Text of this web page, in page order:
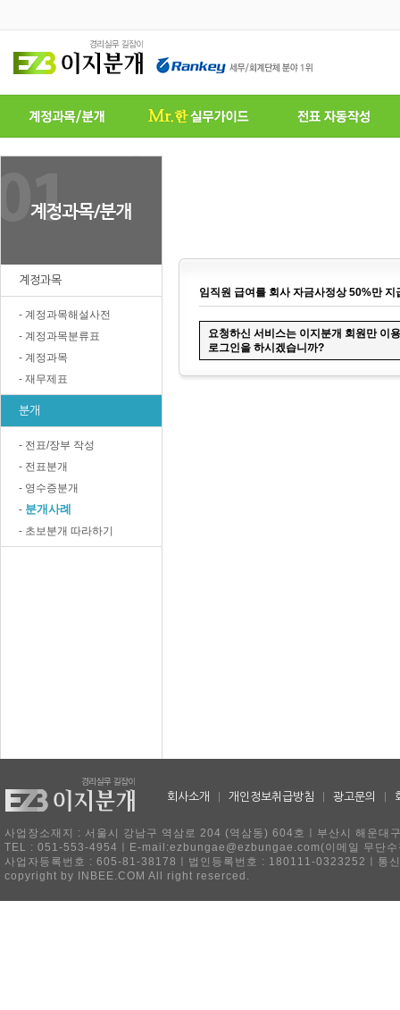
계정과목
- 계정과목해설사전
- 계정과목분류표
- 계정과목
- 재무제표
분개
- 전표/장부 작성
- 전표분개
- 영수증분개
- 분개사례
- 초보분개 따라하기
임직원 급여를 회사 자금사정상 50%만
요청하신 서비스는 이지분개 회원만 이
로그인을 하시겠습니까?
회사소개 개인정보취급방침 광고문의
사업장소재지 : 서울시 강남구 역삼로 204 (역삼동) 604호ㅣ부산시 해운
TEL : 051-553-4954ㅣE-mail:ezbungae@ezbungae.com(이메일 무단수
사업자등록번호 : 605-81-38178ㅣ법인등록번호 : 180111-0323252ㅣ통
copyright by INBEE.COM All right reserced.